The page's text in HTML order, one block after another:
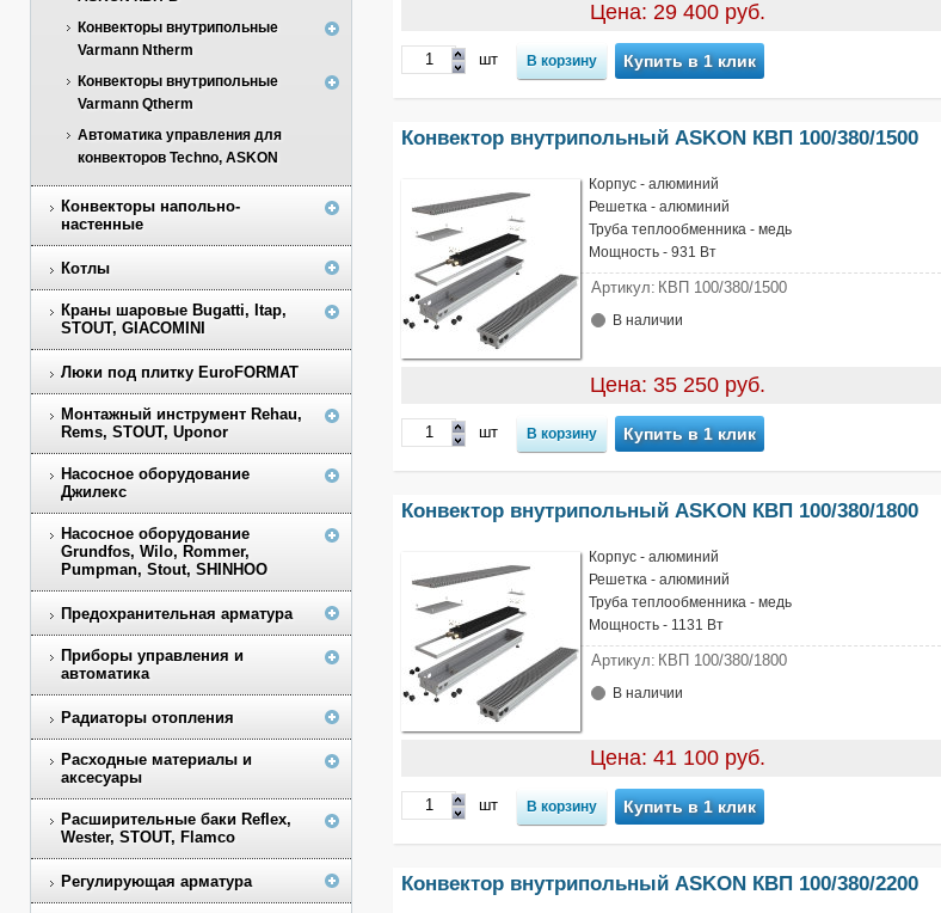
Конвекторы внутрипольные
Varmann Ntherm
Конвекторы внутрипольные
Varmann Qtherm
Автоматика управления для
конвекторов Techno, ASKON
Конвекторы напольно-
настенные
Котлы
Краны шаровые Bugatti, Itap,
STOUT, GIACOMINI
Люки под плитку EuroFORMAT
Монтажный инструмент Rehau,
Rems, STOUT, Uponor
Насосное оборудование
Джилекс
Насосное оборудование
Grundfos, Wilo, Rommer,
Pumpman, Stout, SHINHOO
Предохранительная арматура
Приборы управления и
автоматика
Радиаторы отопления
Расходные материалы и
аксесуары
Расширительные баки Reflex,
Wester, STOUT, Flamco
Регулирующая арматура
Цена: 29 400 руб.
шт Купить в 1 клик
Конвектор внутрипольный ASKON КВП 100/380/1500
Корпус - алюминий
Решетка - алюминий
Труба теплообменника - медь
Мощность - 931 Вт
Артикул: КВП 100/380/1500
В наличии
Цена: 35 250 руб.
шт Купить в 1 клик
Конвектор внутрипольный ASKON КВП 100/380/1800
Корпус - алюминий
Решетка - алюминий
Труба теплообменника - медь
Мощность - 1131 Вт
Артикул: КВП 100/380/1800
В наличии
Цена: 41 100 руб.
шт Купить в 1 клик
Конвектор внутрипольный ASKON КВП 100/380/2200